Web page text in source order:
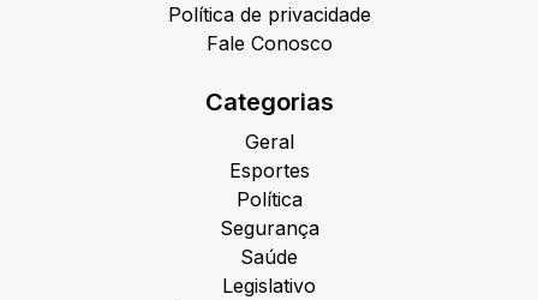
Política de privacidade
Fale Conosco
Categorias
Geral
Esportes
Política
Segurança
Saúde
Legislativo